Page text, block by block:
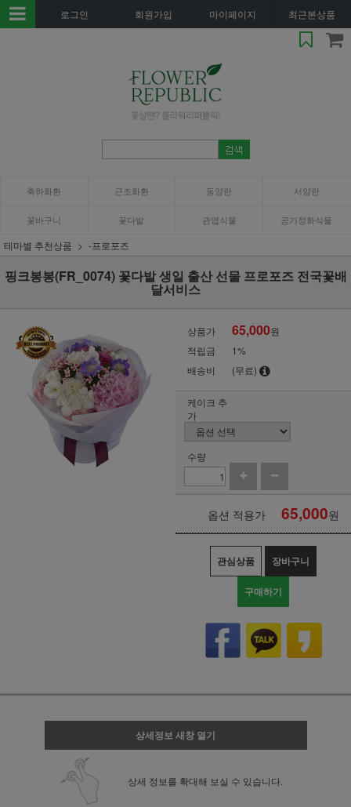
로그인 회원가입 마이페이지 최근본상품
축하화환 근조화환 동양란 서양란
꽃바구니 꽃다발 관엽식물 공기정화식물
테마별 추천상품 -프로포즈
핑크봉봉(FR_0074) 꽃다발 생일 출산 선물 프로포즈 전국꽃배
달서비스
상품가 65,000원
적립금
1%
배송비
(무료)
케이크 추
가
수량
옵션 적용가 65,000원
관심상품 장바구니
구매하기
상세정보 새창 열기
상세 정보를 확대해 보실 수 있습니다.